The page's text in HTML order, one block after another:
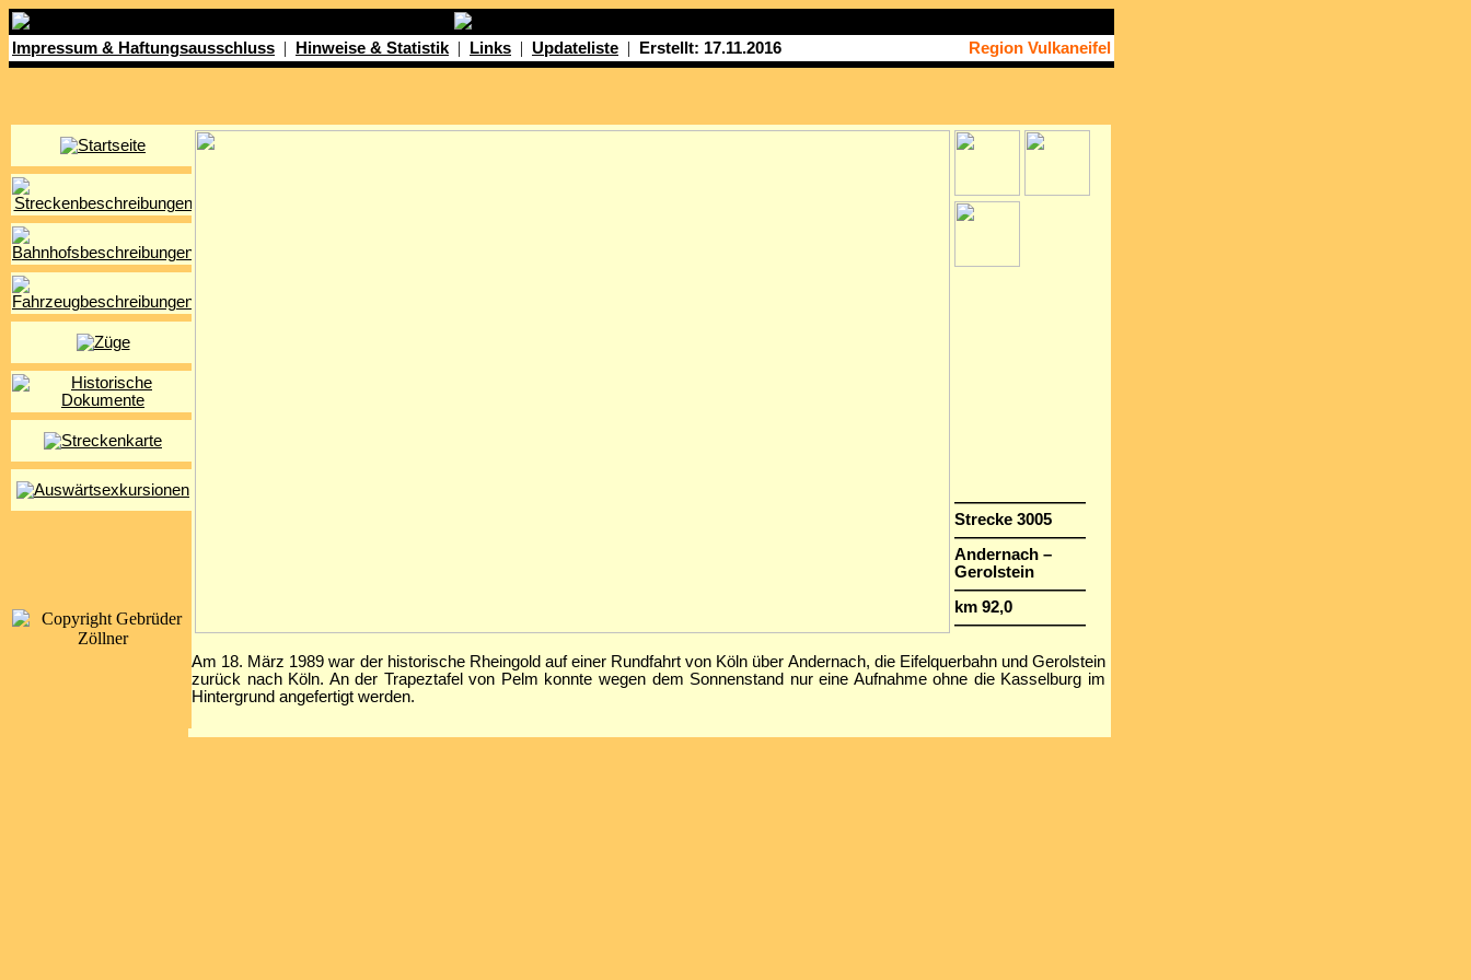
Impressum & Haftungsausschluss | Hinweise & Statistik | Links | Updateliste | Erstellt: 17.11.2016 Region Vulkaneifel
————————
Strecke 3005
————————
Andernach –
Gerolstein
————————
km 92,0
————————
Am 18. März 1989 war der historische Rheingold auf einer Rundfahrt von Köln über Andernach, die Eifelquerbahn und Gerolstein
zurück nach Köln. An der Trapeztafel von Pelm konnte wegen dem Sonnenstand nur eine Aufnahme ohne die Kasselburg im
Hintergrund angefertigt werden.